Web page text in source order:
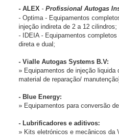
- ALEX - Profissional Autogas
- Optima - Equipamentos
injeção indireta de 2 a 12 cilindros;
- IDEIA - Equipamentos
direta e dual;
- Vialle Autogas Systems B.V:
» Equipamentos de injeção
material de reparação/
- Blue Energy:
» Equipamentos para conversão
- Lubrificadores e aditivos:
» Kits eletrónicos e mecânicos da